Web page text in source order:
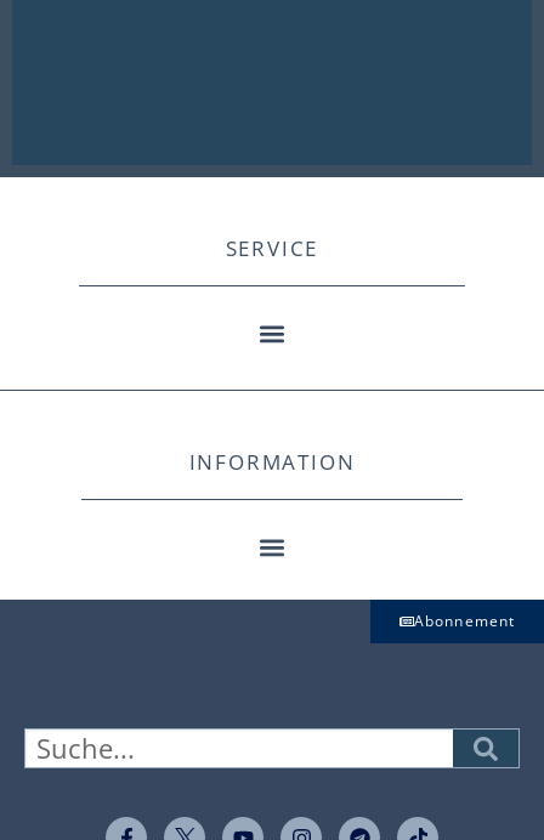
SERVICE
INFORMATION
Abonnement